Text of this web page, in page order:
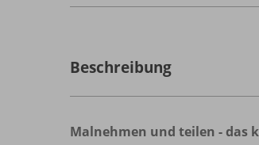
Beschreibung
Malnehmen und teilen - das